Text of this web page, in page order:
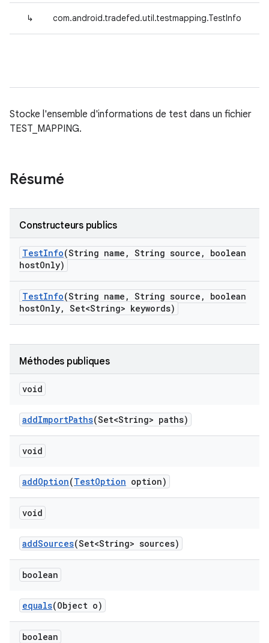
↳ com.android.tradefed.util.testmapping.TestInfo
Stocke l'ensemble d'informations de test dans un fichier
TEST_MAPPING.
Résumé
Constructeurs publics
TestInfo(String name , String source ,
boolean
hostOnly)
TestInfo(String name , String source ,
boolean
hostOnly, Set<String> keywords)
Méthodes publiques
void
addImportPaths(Set<String> paths)
void
addOption(TestOption option)
void
addSources(Set<String> sources)
boolean
equals(Object o)
boolean